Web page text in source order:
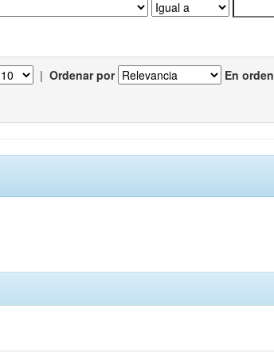
| Ordenar por En orden